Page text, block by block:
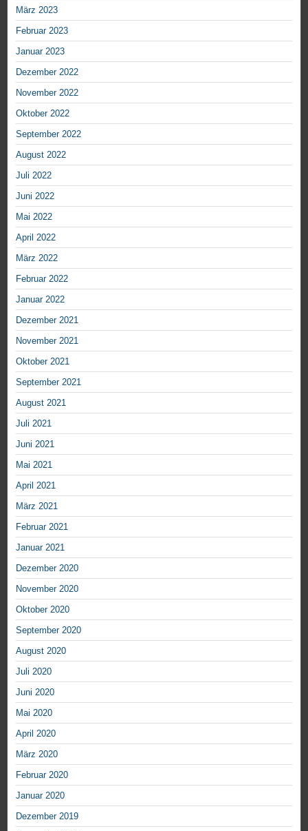
März 2023
Februar 2023
Januar 2023
Dezember 2022
November 2022
Oktober 2022
September 2022
August 2022
Juli 2022
Juni 2022
Mai 2022
April 2022
März 2022
Februar 2022
Januar 2022
Dezember 2021
November 2021
Oktober 2021
September 2021
August 2021
Juli 2021
Juni 2021
Mai 2021
April 2021
März 2021
Februar 2021
Januar 2021
Dezember 2020
November 2020
Oktober 2020
September 2020
August 2020
Juli 2020
Juni 2020
Mai 2020
April 2020
März 2020
Februar 2020
Januar 2020
Dezember 2019